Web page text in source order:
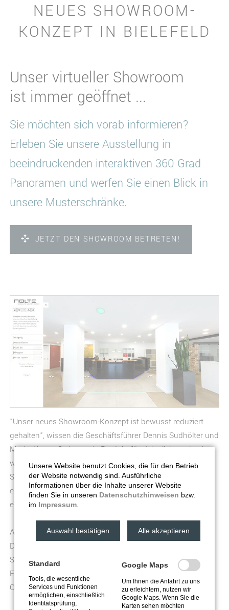
NEUES SHOWROOM-
KONZEPT IN BIELEFELD
Unser virtueller Showroom
ist immer geöffnet ...
Sie möchten sich vorab informieren?
Erleben Sie unsere Ausstellung in
beeindruckenden interaktiven 360 Grad
Panoramen und werfen Sie einen Blick in
unsere Musterschränke.
JETZT DEN SHOWROOM BETRETEN!
"Unser neues Showroom-Konzept ist bewusst reduziert
gehalten", wissen die Geschäftsführer Dennis Sudhölter und
Moritz Kruse. So kann ein Produkt für sich allein optimal
wirken, ohne störende Einflüsse aus der Umgebung.
Speziell dafür wurden große Schubladenschränken
entwickelt und gebaut. In jeder Schublade befindet sich
eine Fliesenart, die der Kunde so für sich betrachten kann.
Anwendungsbeispiele im Objekt werden ebenfalls gezeigt.
Dazu dienen die großen Bildschirme, die direkt über den
Schränken zu finden sind. "Das erleichtert die
Entscheidungsfindung bei unseren Kunden enorm", weiß
Objektberaterin Silvia Schirmer.
Unsere Website benutzt Cookies, die für den Betrieb
der Website notwendig sind. Ausführliche
Informationen über die Inhalte unserer Website
finden Sie in unseren Datenschutzhinweisen bzw.
im Impressum
Auswahl bestätigen Alle akzeptieren
Standard
Tools, die wesentliche
Services und Funktionen
ermöglichen, einschließlich
Identitätsprüfung,
Google Maps
Um Ihnen die Anfahrt zu uns
zu erleichtern, nutzen wir
Google Maps. Wenn Sie die
Karten sehen möchten